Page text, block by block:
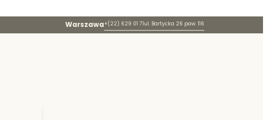
Warszawa+(22) 629 01 71ul. Bartycka 26 paw. 116